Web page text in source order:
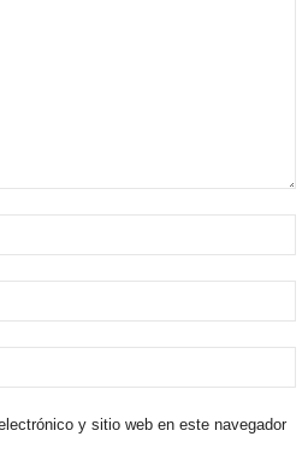
y sitio web en este navegador